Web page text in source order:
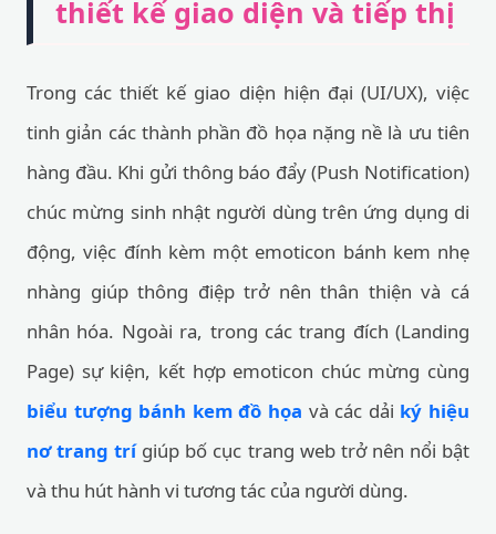
thiết kế giao diện và tiếp thị
Trong các thiết kế giao diện hiện đại (UI/UX), việc
tinh giản các thành phần đồ họa nặng nề là ưu tiên
hàng đầu. Khi gửi thông báo đẩy (Push Notification)
chúc mừng sinh nhật người dùng trên ứng dụng di
động, việc đính kèm một emoticon bánh kem nhẹ
nhàng giúp thông điệp trở nên thân thiện và cá
nhân hóa. Ngoài ra, trong các trang đích (Landing
Page) sự kiện, kết hợp emoticon chúc mừng cùng
biểu tượng bánh kem đồ họa và các dải ký hiệu
nơ trang trígiúp bố cục trang web trở nên nổi bật
và thu hút hành vi tương tác của người dùng.